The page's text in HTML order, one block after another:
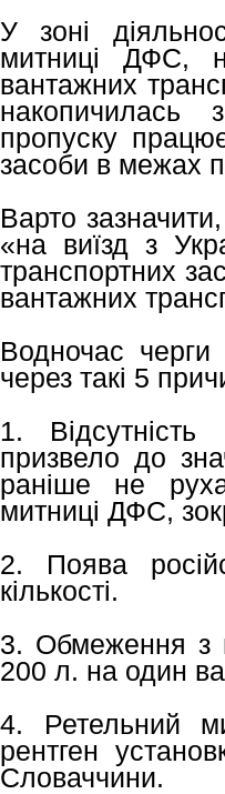
У зоні
митниці ДФС,
вантажних
накопичилась
пропуску
засоби в межах
Варто
«на виїзд з
транспортних
вантажних
Водночас черги
через такі 5
1.
призвело до
раніше не
митниці ДФС,
2. Поява
кількості.
3. Обмеження з
200 л. на один
4. Ретельний
рентген
Словаччини.